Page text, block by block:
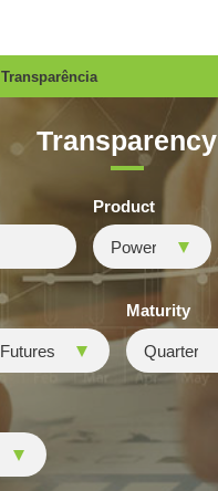
Transparência
Transparency
Product
Maturity